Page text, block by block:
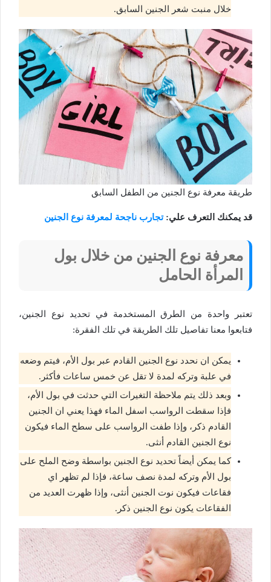
خلال منبت شعر الجنين السابق.
طريقة معرفة نوع الجنين من الطفل السابق
قد يمكنك التعرف علي:تجارب ناجحة لمعرفة نوع الجنين
معرفة نوع الجنين من خلال بول
المرأة الحامل
تعتبر واحدة من الطرق المستخدمة في تحديد نوع الجنين،
فتابعوا معنا تفاصيل تلك الطريقة في تلك الفقرة:
يمكن ان نحدد نوع الجنين القادم عبر بول الأم، فيتم وضعه
في علبة وتركه لمدة لا تقل عن خمس ساعات فأكثر.
وبعد ذلك يتم ملاحظة التغيرات التي حدثت في بول الأم،
فإذا سقطت الرواسب اسفل الماء فهذا يعني ان الجنين
القادم ذكر، وإذا طفت الرواسب على سطح الماء فيكون
نوع الجنين القادم أنثى.
كما يمكن أيضاً تحديد نوع الجنين بواسطة وضح الملح على
بول الأم وتركه لمدة نصف ساعة، فإذا لم تظهر اي
فقاعات فيكون نوت الجنين أنثى، وإذا ظهرت العديد من
الفقاعات يكون نوع الجنين ذكر.